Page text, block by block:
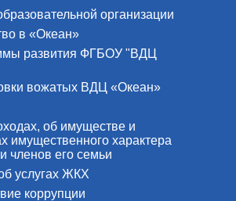
организации
в «Океан»
развития ФГБОУ "ВДЦ
вожатых ВДЦ «Океан»
об имуществе и
имущественного характера
членов его семьи
услугах ЖКХ
коррупции